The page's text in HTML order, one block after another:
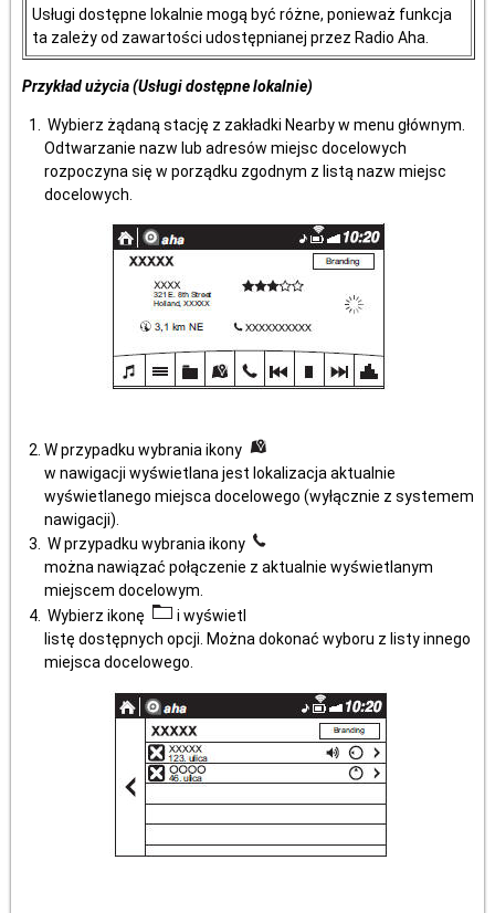
Usługi dostępne lokalnie mogą być różne, ponieważ funkcja
ta zależy od zawartości udostępnianej przez Radio Aha.
Przykład użycia (Usługi dostępne lokalnie)
Wybierz żądaną stację z zakładki Nearby w menu głównym.
Odtwarzanie nazw lub adresów miejsc docelowych
rozpoczyna się w porządku zgodnym z listą nazw miejsc
docelowych.
W przypadku wybrania ikony
w nawigacji wyświetlana jest lokalizacja aktualnie
wyświetlanego miejsca docelowego (wyłącznie z systemem
nawigacji).
W przypadku wybrania ikony
można nawiązać połączenie z aktualnie wyświetlanym
miejscem docelowym.
Wybierz ikonę
i wyświetl
listę dostępnych opcji. Można dokonać wyboru z listy innego
miejsca docelowego.